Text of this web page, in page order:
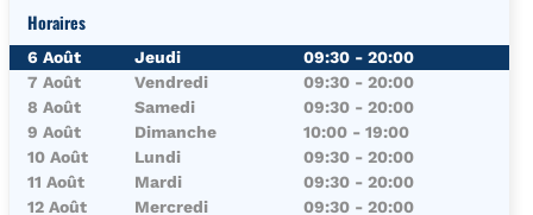
Horaires
Jour de la SemaineHoraires
6 Août Jeudi 09:30 - 20:00
7 Août
Vendredi 09:30 - 20:00
8 Août
Samedi 09:30 - 20:00
9 Août
Dimanche 10:00 - 19:00
10 Août
Lundi 09:30 - 20:00
11 Août
Mardi 09:30 - 20:00
12 Août
Mercredi 09:30 - 20:00